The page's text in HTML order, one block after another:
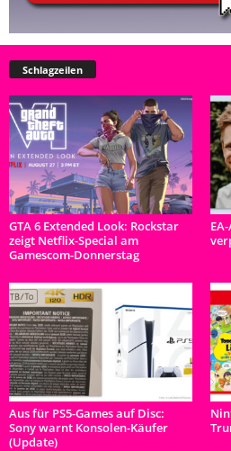
Schlagzeilen
GTA 6 Extended Look: Rockstar
zeigt Netflix-Special am
Gamescom-Donnerstag
Aus für PS5-Games auf Disc:
Sony warnt Konsolen-Käufer
(Update)